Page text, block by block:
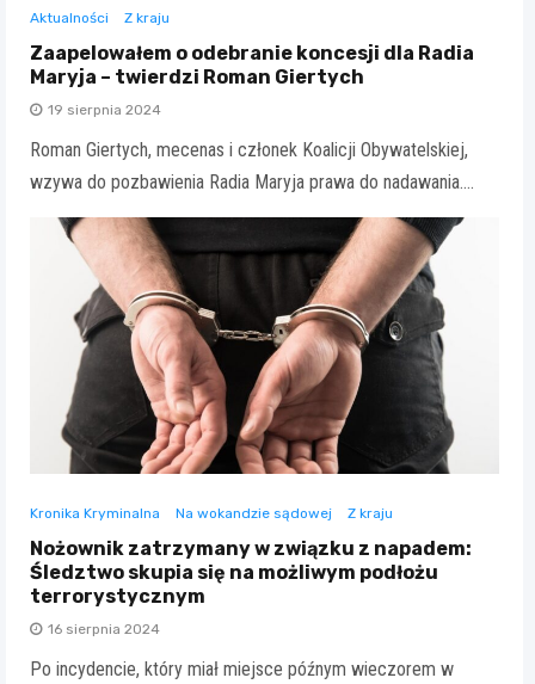
Aktualności Z kraju
Zaapelowałem o odebranie koncesji dla Radia
Maryja – twierdzi Roman Giertych
19 sierpnia 2024
Roman Giertych, mecenas i członek Koalicji Obywatelskiej,
wzywa do pozbawienia Radia Maryja prawa do nadawania.…
Kronika Kryminalna Na wokandzie sądowej Z kraju
Nożownik zatrzymany w związku z napadem:
Śledztwo skupia się na możliwym podłożu
terrorystycznym
16 sierpnia 2024
Po incydencie, który miał miejsce późnym wieczorem w